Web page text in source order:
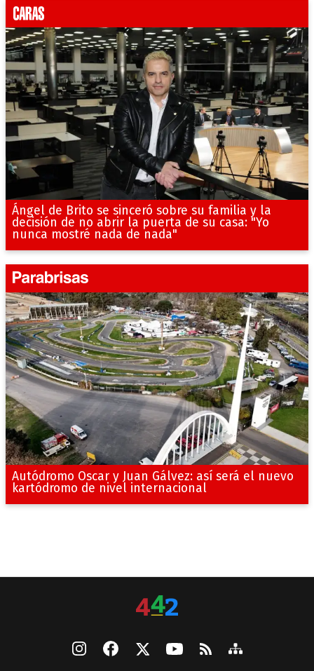
Ángel de Brito se sinceró sobre su familia y la
decisión de no abrir la puerta de su casa: "Yo
nunca mostré nada de nada"
Autódromo Oscar y Juan Gálvez: así será el nuevo
kartódromo de nivel internacional